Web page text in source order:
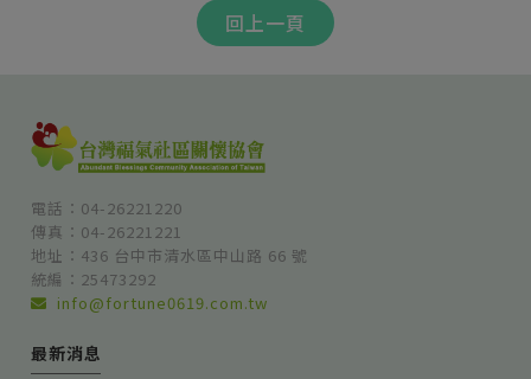
回上一頁
電話：04-26221220
傳真：04-26221221
地址：436 台中市清水區中山路 66 號
統編：25473292
info@fortune0619.com.tw
最新消息